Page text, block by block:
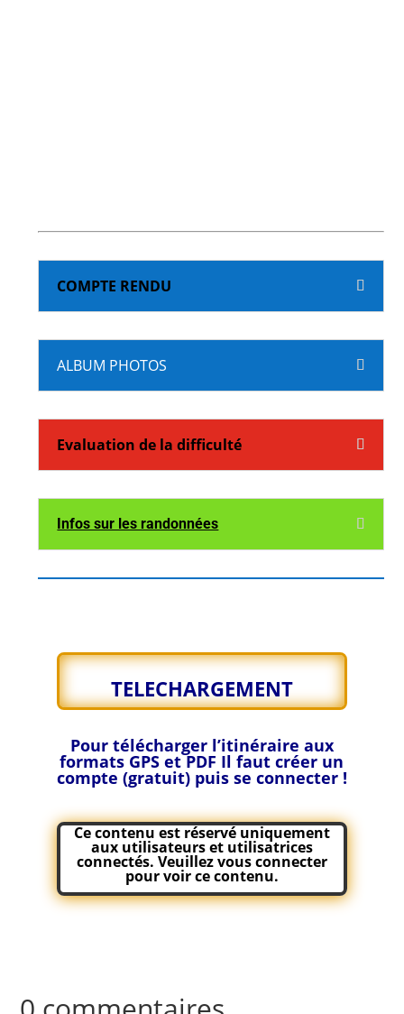
COMPTE RENDU
ALBUM PHOTOS
Evaluation de la difficulté
Infos sur les randonnées
TELECHARGEMENT
Pour télécharger l’itinéraire aux
formats GPS et PDF Il faut créer un
compte (gratuit) puis se connecter !
Ce contenu est réservé uniquement
aux utilisateurs et utilisatrices
connectés. Veuillezvous connecter
pour voir ce contenu.